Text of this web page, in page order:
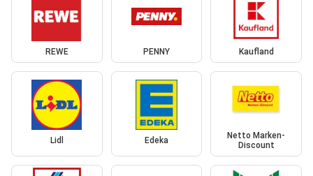
REWE PENNY Kaufland
Lidl Edeka
Netto Marken-
Discount